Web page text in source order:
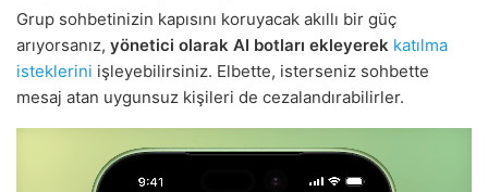
Grup sohbetinizin kapısını koruyacak akıllı bir güç
arıyorsanız, yönetici olarak AI botları ekleyerek katılma
isteklerini işleyebilirsiniz. Elbette, isterseniz sohbette
mesaj atan uygunsuz kişileri de cezalandırabilirler.